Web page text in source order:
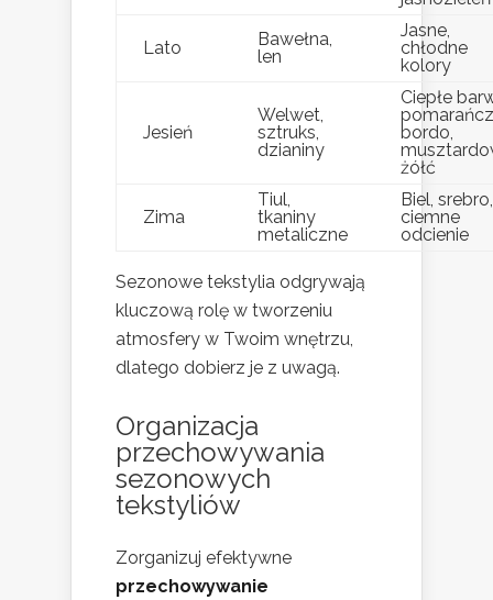
Lato
Bawełna,
len
Jasne,
chłodne
kolory
Jesień
Welwet,
sztruks,
dzianiny
Ciepłe
bordo,
żółć
Zima
Tiul,
tkaniny
metaliczne
Biel, srebro,
ciemne
odcienie
Sezonowe tekstylia odgrywają
kluczową rolę w tworzeniu
atmosfery w Twoim wnętrzu,
dlatego dobierz je z uwagą.
Organizacja
przechowywania
sezonowych
tekstyliów
Zorganizuj efektywne
przechowywanie